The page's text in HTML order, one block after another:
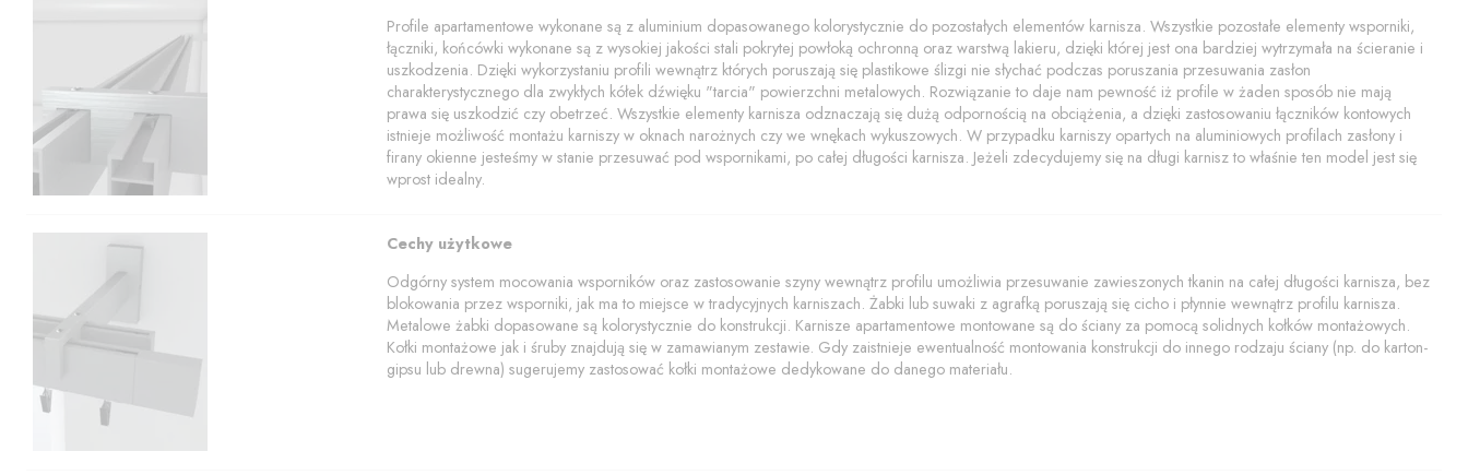
Profile apartamentowe wykonane są z aluminium dopasowanego kolorystycznie do pozostałych elementów karnisza. Wszystkie pozostałe elementy wsporniki,
łączniki, końcówki wykonane są z wysokiej jakości stali pokrytej powłoką ochronną oraz warstwą lakieru, dzięki której jest ona bardziej wytrzymała na ścieranie i
uszkodzenia. Dzięki wykorzystaniu profili wewnątrz których poruszają się plastikowe ślizgi nie słychać podczas poruszania przesuwania zasłon
charakterystycznego dla zwykłych kółek dźwięku "tarcia" powierzchni metalowych. Rozwiązanie to daje nam pewność iż profile w żaden sposób nie mają
prawa się uszkodzić czy obetrzeć. Wszystkie elementy karnisza odznaczają się dużą odpornością na obciążenia, a dzięki zastosowaniu łączników kontowych
istnieje możliwość montażu karniszy w oknach narożnych czy we wnękach wykuszowych. W przypadku karniszy opartych na aluminiowych profilach zasłony i
firany okienne jesteśmy w stanie przesuwać pod wspornikami, po całej długości karnisza. Jeżeli zdecydujemy się na długi karnisz to właśnie ten model jest się
wprost idealny.
Cechy użytkowe
Odgórny system mocowania wsporników oraz zastosowanie szyny wewnątrz profilu umożliwia przesuwanie zawieszonych tkanin na całej długości karnisza, bez
blokowania przez wsporniki, jak ma to miejsce w tradycyjnych karniszach. Żabki lub suwaki z agrafką poruszają się cicho i płynnie wewnątrz profilu karnisza.
Metalowe żabki dopasowane są kolorystycznie do konstrukcji. Karnisze apartamentowe montowane są do ściany za pomocą solidnych kołków montażowych.
Kołki montażowe jak i śruby znajdują się w zamawianym zestawie. Gdy zaistnieje ewentualność montowania konstrukcji do innego rodzaju ściany (np. do karton-
gipsu lub drewna) sugerujemy zastosować kołki montażowe dedykowane do danego materiału.